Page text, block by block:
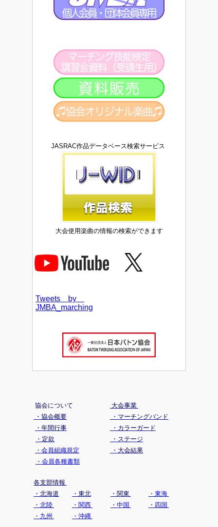
JASRAC作品データベース検索サービス
大会使用楽曲の情報の検索ができます
Tweets by
JMBA_marching
協会について
大会事業
・協会概要
・マーチングバンド
・年間行事
・カラーガード
・定款
・ステージ
・会員組織規定
・大会結果
・会員各種書類
各支部情報
・北海道
・東北 ・関東
・東海
・北陸
・関西 ・中国
・四国
・九州
・沖縄